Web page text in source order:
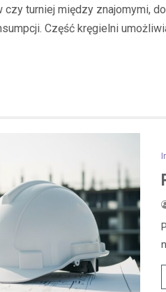
turniej między znajomymi,
Część kręgielni